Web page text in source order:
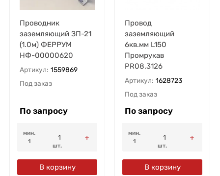
Проводник
заземляющий ЗП-21
(1.0м) ФЕРРУМ
НФ-00000620
Артикул: 1559869
Под заказ
По запросу
мин.
1
шт.
В корзину
Провод
заземляющий
6кв.мм L150
Промрукав
PR08.3126
Артикул: 1628723
Под заказ
По запросу
мин.
1
шт.
В корзину